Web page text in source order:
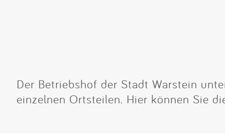
Der Betriebshof der Stadt Warstein
einzelnen Ortsteilen. Hier können Sie